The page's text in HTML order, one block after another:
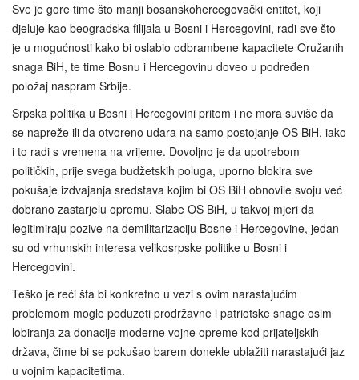
Sve je gore time što manji bosanskohercegovački entitet, koji
djeluje kao beogradska filijala u Bosni i Hercegovini, radi sve što
je u mogućnosti kako bi oslabio odbrambene kapacitete Oružanih
snaga BiH, te time Bosnu i Hercegovinu doveo u podređen
položaj naspram Srbije.
Srpska politika u Bosni i Hercegovini pritom i ne mora suviše da
se napreže ili da otvoreno udara na samo postojanje OS BiH, iako
i to radi s vremena na vrijeme. Dovoljno je da upotrebom
političkih, prije svega budžetskih poluga, uporno blokira sve
pokušaje izdvajanja sredstava kojim bi OS BiH obnovile svoju već
dobrano zastarjelu opremu. Slabe OS BiH, u takvoj mjeri da
legitimiraju pozive na demilitarizaciju Bosne i Hercegovine, jedan
su od vrhunskih interesa velikosrpske politike u Bosni i
Hercegovini.
Teško je reći šta bi konkretno u vezi s ovim narastajućim
problemom mogle poduzeti prodržavne i patriotske snage osim
lobiranja za donacije moderne vojne opreme kod prijateljskih
država, čime bi se pokušao barem donekle ublažiti narastajući jaz
u vojnim kapacitetima.